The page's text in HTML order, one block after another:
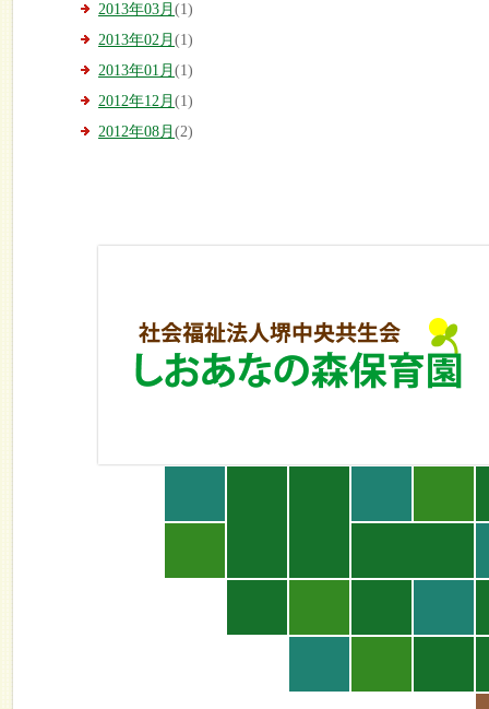
2013年03月 (1)
2013年02月 (1)
2013年01月 (1)
2012年12月 (1)
2012年08月 (2)